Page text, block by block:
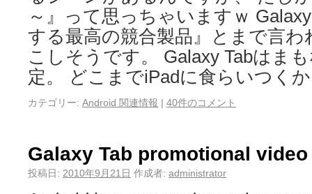
～』って思っちゃいますｗ
する最高の競合製品』とまで言わ
こしそうです。 Galaxy Tabはま
定。 どこまでiPadに食らいつく
カテゴリー: Android 関連情報 | 40件のコメント
Galaxy Tab promotional video
投稿日: 2010年9月21日 作成者: administrator